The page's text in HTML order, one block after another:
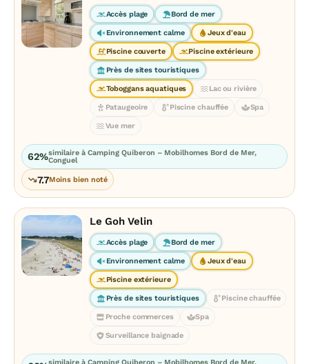
Accès plage Bord de mer
Environnement calme Jeux d'eau
Piscine couverte Piscine extérieure
Près de sites touristiques
Toboggans aquatiques Lac ou rivière
Pataugeoire Piscine chauffée Spa
Vue mer
62%similaire à Camping Quiberon – Mobilhomes Bord de Mer,
Conguel
7.7Moins bien noté
Le Goh Velin
Accès plage Bord de mer
Environnement calme Jeux d'eau
Piscine extérieure
Près de sites touristiques Piscine chauffée
Proche commerces Spa
Surveillance baignade